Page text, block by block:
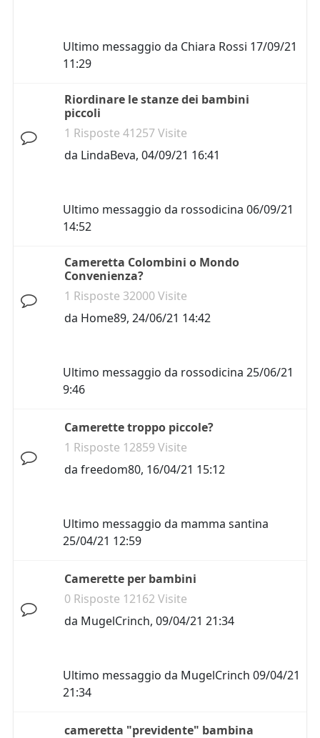
Ultimo messaggio da Chiara Rossi 17/09/21
11:29
Riordinare le stanze dei bambini
piccoli
1 Risposte 41257 Visite
da LindaBeva, 04/09/21 16:41
Ultimo messaggio da rossodicina 06/09/21
14:52
Cameretta Colombini o Mondo
Convenienza?
1 Risposte 32000 Visite
da Home89, 24/06/21 14:42
Ultimo messaggio da rossodicina 25/06/21
9:46
Camerette troppo piccole?
1 Risposte 12859 Visite
da freedom80, 16/04/21 15:12
Ultimo messaggio da mamma santina
25/04/21 12:59
Camerette per bambini
0 Risposte 12162 Visite
da MugelCrinch, 09/04/21 21:34
Ultimo messaggio da MugelCrinch 09/04/21
21:34
cameretta "previdente" bambina